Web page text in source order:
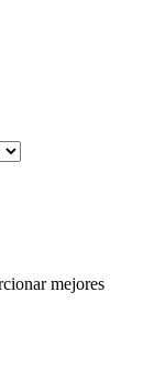
mejores